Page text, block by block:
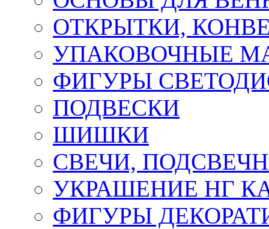
ОТКРЫТКИ,
УПАКОВОЧНЫЕ
ФИГУРЫ
ПОДВЕСКИ
ШИШКИ
СВЕЧИ,
УКРАШЕНИЕ НГ
ФИГУРЫ